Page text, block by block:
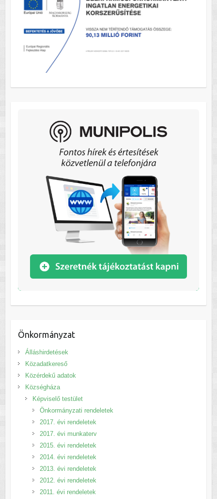
Önkormányzat
Álláshirdetések
Közadatkereső
Közérdekű adatok
Községháza
Képviselő testület
Önkormányzati rendeletek
2017. évi rendeletek
2017. évi munkaterv
2015. évi rendeletek
2014. évi rendeletek
2013. évi rendeletek
2012. évi rendeletek
2011. évi rendeletek